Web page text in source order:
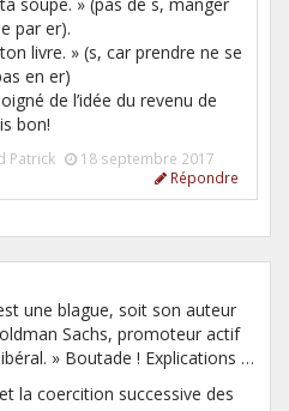
par er).
livre. » (s, car prendre ne se
en er)
de l’idée du revenu de
bon!
Patrick
18 septembre 2017
Répondre
une blague, soit son auteur
Sachs, promoteur actif
» Boutade ! Explications …
la coercition successive des